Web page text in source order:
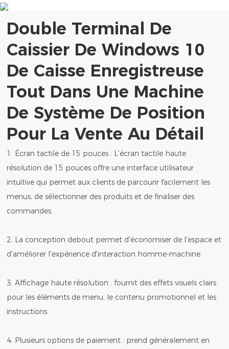
Double Terminal De
Caissier De Windows 10
De Caisse Enregistreuse
Tout Dans Une Machine
De Système De Position
Pour La Vente Au Détail
1. Écran tactile de 15 pouces : L'écran tactile haute
résolution de 15 pouces offre une interface utilisateur
intuitive qui permet aux clients de parcourir facilement les
menus, de sélectionner des produits et de finaliser des
commandes.
2. La conception debout permet d'économiser de l'espace et
d'améliorer l'expérience d'interaction homme-machine
3. Affichage haute résolution : fournit des effets visuels clairs
pour les éléments de menu, le contenu promotionnel et les
instructions.
4. Plusieurs options de paiement : prend généralement en